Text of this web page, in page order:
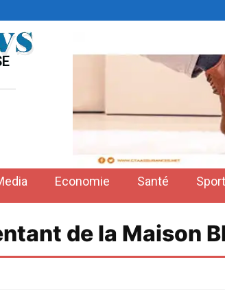
Economie Santé Sport
de la Maison